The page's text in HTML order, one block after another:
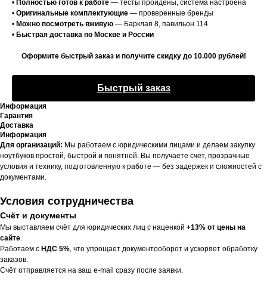
• Полностью готов к работе — тесты пройдены, система настроена
• Оригинальные комплектующие — проверенные бренды
• Можно посмотреть вживую — Барклая 8, павильон 114
• Быстрая доставка по Москве и России
Оформите быстрый заказ и получите скидку до 10.000 рублей!
Быстрый заказ
Информация
Гарантия
Доставка
Информация
Для организаций: Мы работаем с юридическими лицами и делаем закупку
ноутбуков простой, быстрой и понятной. Вы получаете счёт, прозрачные
условия и технику, подготовленную к работе — без задержек и сложностей с
документами.
Условия сотрудничества
Счёт и документы
Мы выставляем счёт для юридических лиц с наценкой +13% от цены на
сайте.
Работаем с НДС 5%, что упрощает документооборот и ускоряет обработку
заказов.
Счёт отправляется на ваш e-mail сразу после заявки.